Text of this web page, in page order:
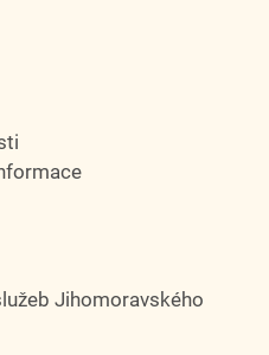
Jihomoravského